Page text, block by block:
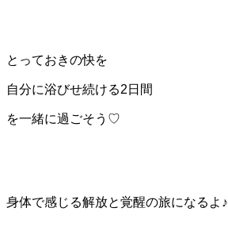
とっておきの快を
自分に浴びせ続ける2日間
を一緒に過ごそう♡
身体で感じる解放と覚醒の旅になるよ♪